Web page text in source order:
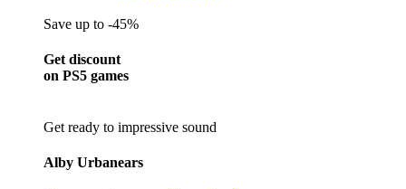
Save up to -45%
Get discount
on PS5 games
Get ready to impressive sound
Alby Urbanears